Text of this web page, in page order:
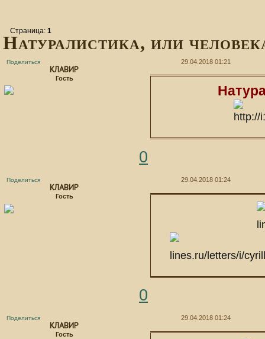
Натуралистика, или
Страница:1
Поделиться 29.04.2018 01:21
КЛАВИР
Гость
0
Поделиться 29.04.2018 01:24
КЛАВИР
Гость
0
Поделиться 29.04.2018 01:24
КЛАВИР
Гость